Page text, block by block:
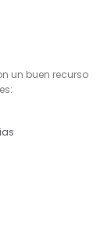
un buen recurso